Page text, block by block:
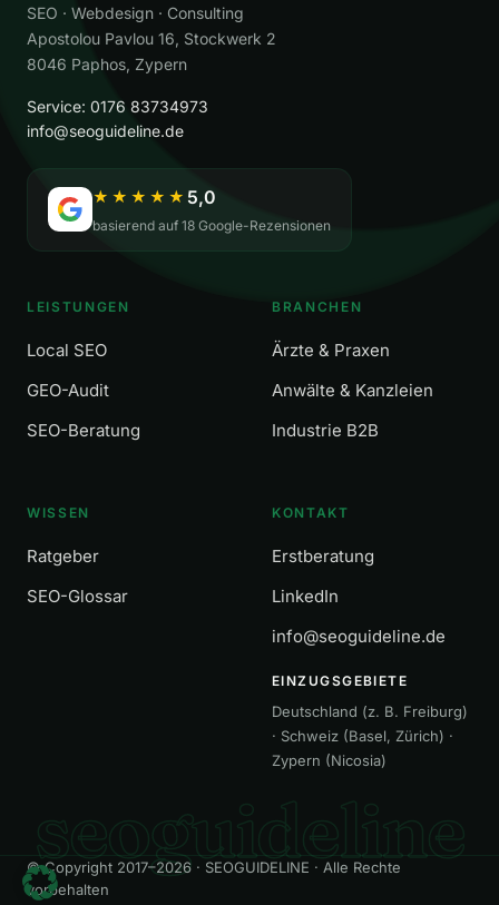
SEO · Webdesign · Consulting
Apostolou Pavlou 16, Stockwerk 2
8046 Paphos, Zypern
Service: 0176 83734973
info@seoguideline.de
★★★★★ 5,0
basierend auf 18 Google-Rezensionen
LEISTUNGEN
Local SEO
GEO-Audit
SEO-Beratung
BRANCHEN
Ärzte & Praxen
Anwälte & Kanzleien
Industrie B2B
WISSEN
Ratgeber
SEO-Glossar
KONTAKT
Erstberatung
LinkedIn
info@seoguideline.de
EINZUGSGEBIETE
Deutschland (z. B. Freiburg)
· Schweiz (Basel, Zürich) ·
Zypern (Nicosia)
seoguideline
© Copyright 2017–2026 · SEOGUIDELINE · Alle Rechte
vorbehalten